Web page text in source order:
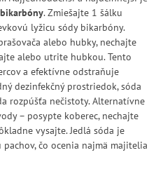
. Zmiešajte 1 šálku
lyžicu sódy bikarbóny.
alebo hubky, nechajte
alebo utrite hubkou. Tento
a efektívne odstraňuje
dezinfekčný prostriedok, sóda
rozpúšťa nečistoty. Alternatívne
– posypte koberec, nechajte
vysajte. Jedlá sóda je
čo ocenia najmä majitelia